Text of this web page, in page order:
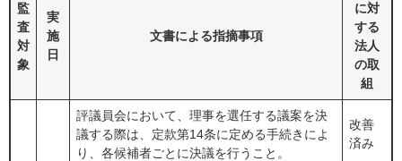
監
査
対
象
実
施
日
文書による指摘事項
に対
する
法人
の取
組
評議員会において、理事を選任する議案を決
議する際は、定款第14条に定める手続きによ
り、各候補者ごとに決議を行うこと。
改善
済み